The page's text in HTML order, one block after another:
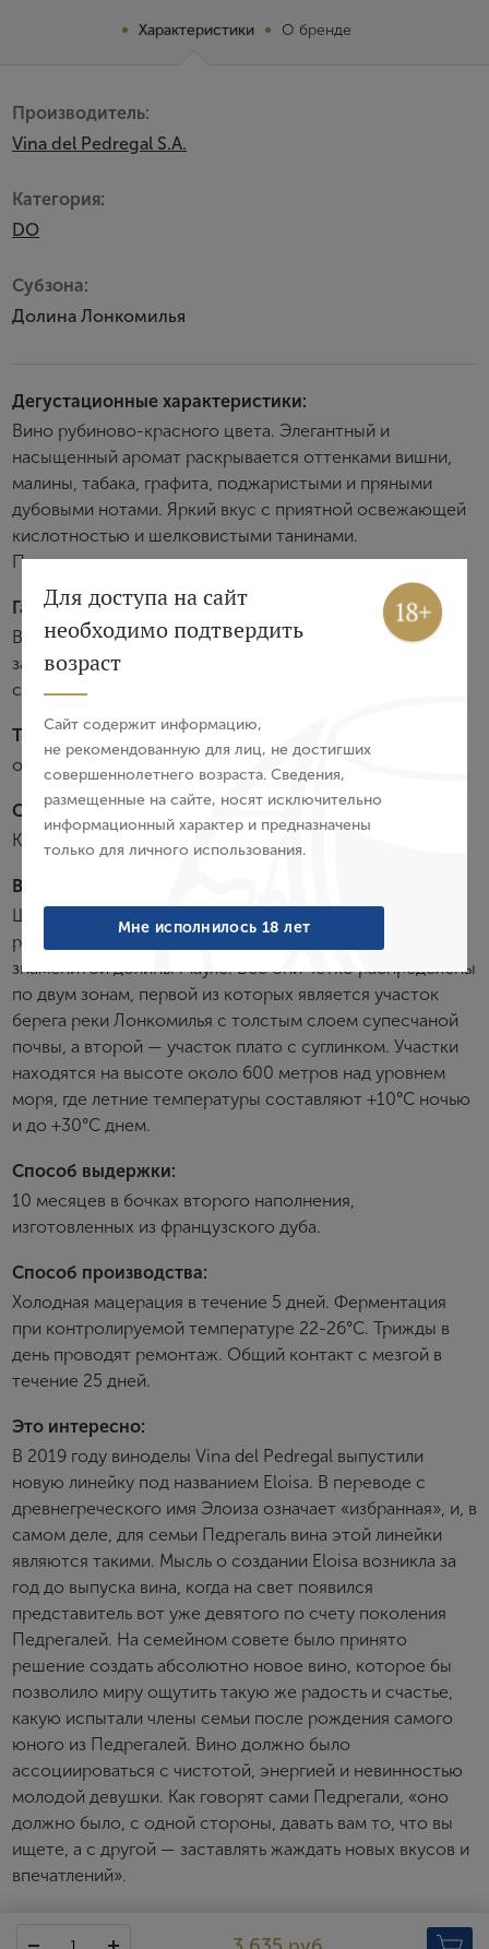
Характеристики О бренде
Дегустационные характеристики:
Вино рубиново-красного цвета. Элегантный и
насыщенный аромат раскрывается оттенками вишни,
малины, табака, графита, поджаристыми и пряными
дубовыми нотами. Яркий вкус с приятной освежающей
кислотностью и шелковистыми танинами.
Продолжительное послевкусие.
Гастрономия:
Великолепно сочетается с разнообразными мясными
закусками, пастой с говядиной в томатно-сливочном
соусе, колбасками на гриле.
Температура подачи:
от 14 до 16 °С
Сортовой состав:
Кариньян
Виноградники:
Шесть виноградников компании площадью в 1000 га
расположены в долине Лонкомилья — субрегионе
знаменитой долины Мауле. Все они четко распределены
по двум зонам, первой из которых является участок
берега реки Лонкомилья с толстым слоем супесчаной
почвы, а второй — участок плато с суглинком. Участки
находятся на высоте около 600 метров над уровнем
моря, где летние температуры составляют +10°C ночью
и до +30°C днем.
Способ выдержки:
10 месяцев в бочках второго наполнения,
изготовленных из французского дуба.
Способ производства:
Холодная мацерация в течение 5 дней. Ферментация
при контролируемой температуре 22-26°C. Трижды в
день проводят ремонтаж. Общий контакт с мезгой в
течение 25 дней.
Это интересно:
В 2019 году виноделы Vina del Pedregal выпустили
новую линейку под названием Eloisa. В переводе с
древнегреческого имя Элоиза означает «избранная», и, в
самом деле, для семьи Педрегаль вина этой линейки
являются такими. Мысль о создании Eloisa возникла за
год до выпуска вина, когда на свет появился
представитель вот уже девятого по счету поколения
Педрегалей. На семейном совете было принято
решение создать абсолютно новое вино, которое бы
позволило миру ощутить такую же радость и счастье,
какую испытали члены семьи после рождения самого
юного из Педрегалей. Вино должно было
ассоциироваться с чистотой, энергией и невинностью
молодой девушки. Как говорят сами Педрегали, «оно
должно было, с одной стороны, давать вам то, что вы
ищете, а с другой — заставлять жаждать новых вкусов и
впечатлений».
Производитель:
Vina del Pedregal S.A.
Категория:
DO
Субзона:
Долина Лонкомилья
Для доступа на сайт
необходимо подтвердить
возраст
Сайт содержит информацию,
не рекомендованную для лиц, не достигших
совершеннолетнего возраста. Сведения,
размещенные на сайте, носят исключительно
информационный характер и предназначены
только для личного использования.
Мне исполнилось 18 лет
Вход Регистрация
Пароль
Войти
Создание учетной записи
Имя
E-mail
Пароль
Я согласен с условиями пользовательского
соглашения
Я хочу получать инфромацию об акциях и купоны со